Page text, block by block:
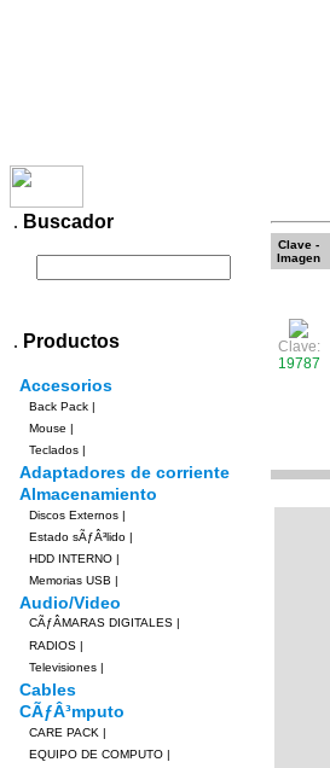
. Buscador
. Productos
Accesorios
Back Pack |
Mouse |
Teclados |
Adaptadores de corriente
Almacenamiento
Discos Externos |
Estado sÃƒÂ³lido |
HDD INTERNO |
Memorias USB |
Audio/Video
CÃƒÂMARAS DIGITALES |
RADIOS |
Televisiones |
Cables
CÃƒÂ³mputo
CARE PACK |
EQUIPO DE COMPUTO |
Clave -
Imagen
Clave:
19787